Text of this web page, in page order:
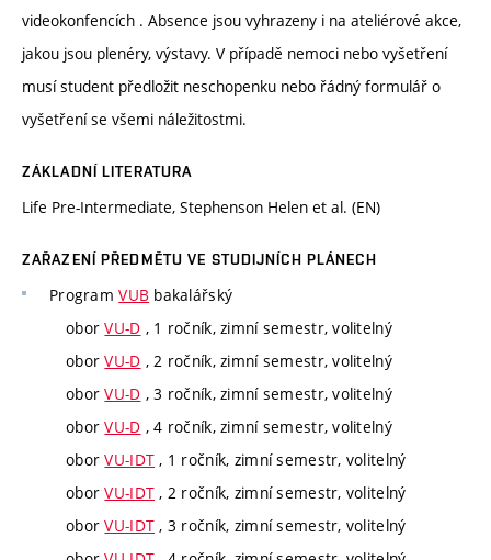
videokonfencích . Absence jsou vyhrazeny i na ateliérové akce,
jakou jsou plenéry, výstavy. V případě nemoci nebo vyšetření
musí student předložit neschopenku nebo řádný formulář o
vyšetření se všemi náležitostmi.
ZÁKLADNÍ LITERATURA
Life Pre-Intermediate, Stephenson Helen et al. (EN)
ZAŘAZENÍ PŘEDMĚTU VE STUDIJNÍCH PLÁNECH
ProgramVUB bakalářský
oborVU-D , 1 ročník, zimní semestr, volitelný
oborVU-D , 2 ročník, zimní semestr, volitelný
oborVU-D , 3 ročník, zimní semestr, volitelný
oborVU-D , 4 ročník, zimní semestr, volitelný
oborVU-IDT , 1 ročník, zimní semestr, volitelný
oborVU-IDT , 2 ročník, zimní semestr, volitelný
oborVU-IDT , 3 ročník, zimní semestr, volitelný